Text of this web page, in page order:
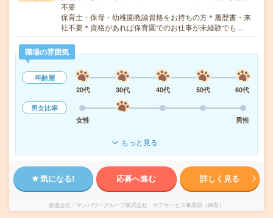
不要
保育士・保母・幼稚園教諭資格をお持ちの方＊履歴書・来
社不要＊資格があれば保育園でのお仕事が未経験でも…
職場の雰囲気
年齢層
20代
30代 40代 50代
60代
男女比率
女性
男性
もっと見る
気になる! 応募へ進む 詳しく見る
派遣会社 マンパワーグループ株式会社 ケアサービス事業部（保育）